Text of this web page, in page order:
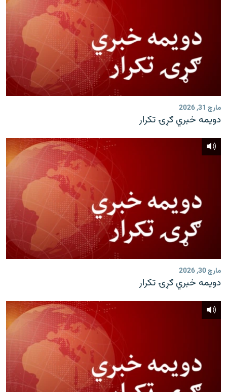
مارچ 31, 2026
دویمه خبري ګړۍ تکرار
مارچ 30, 2026
دویمه خبري ګړۍ تکرار